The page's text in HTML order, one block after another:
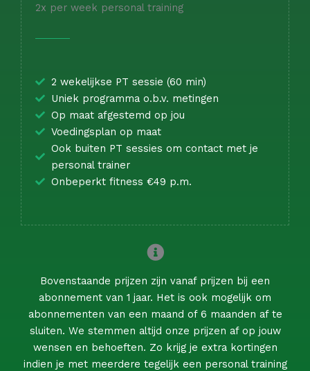
2x per week personal training
2 wekelijkse PT sessie (60 min)
Uniek programma o.b.v. metingen
Op maat afgestemd op jou
Voedingsplan op maat
Ook buiten PT sessies om contact met je
personal trainer
Onbeperkt fitness €49 p.m.
Bovenstaande prijzen zijn vanaf prijzen bij een
abonnement van 1 jaar. Het is ook mogelijk om
abonnementen van een maand of 6 maanden af te
sluiten. We stemmen altijd onze prijzen af op jouw
wensen en behoeften. Zo krijg je extra kortingen
indien je met meerdere tegelijk een personal training